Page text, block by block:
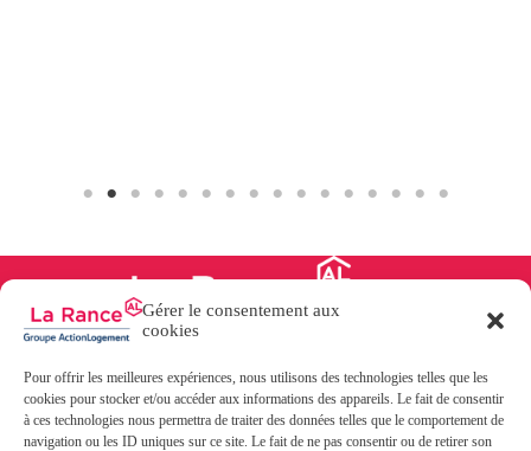
Gérer le consentement aux
cookies
Pour offrir les meilleures expériences, nous utilisons des technologies telles que les
cookies pour stocker et/ou accéder aux informations des appareils. Le fait de consentir
à ces technologies nous permettra de traiter des données telles que le comportement de
navigation ou les ID uniques sur ce site. Le fait de ne pas consentir ou de retirer son
31, boulevard des Talards
35400 SAINT-MALO
02 99 40 02 20